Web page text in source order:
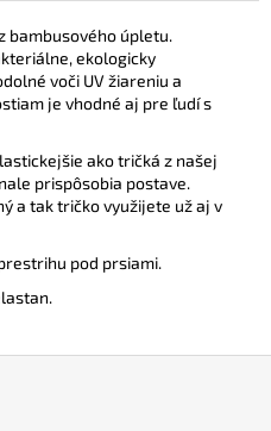
bambusového úpletu.
ekologicky
voči UV žiareniu a
je vhodné aj pre ľudí s
ako tričká z našej
prispôsobia postave.
a tak tričko využijete už aj v
pod prsiami.